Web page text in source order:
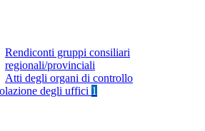
Rendiconti gruppi consiliari
regionali/provinciali
Atti degli organi di controllo
degli uffici 1